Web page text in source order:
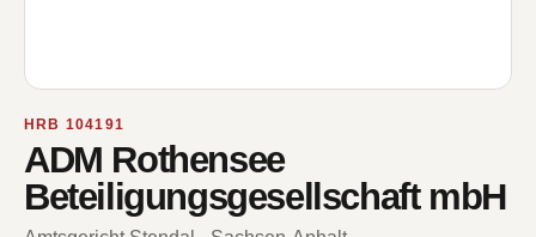
HRB 104191
ADM Rothensee
Beteiligungsgesellschaft mbH